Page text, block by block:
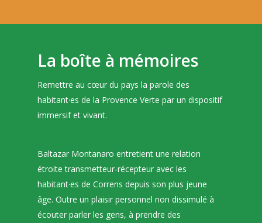
La boîte à mémoires
Remettre au cœur du pays la parole des
habitant·es de la Provence Verte par un dispositif
immersif et vivant.
Baltazar Montanaro entretient une relation
étroite transmetteur-récepteur avec les
habitant·es de Correns depuis son plus jeune
âge. Outre un plaisir personnel non dissimulé à
écouter parler les gens, à prendre des